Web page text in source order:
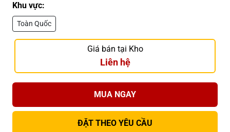
Khu vực:
Toàn Quốc
Giá bán tại Kho
Liên hệ
MUA NGAY
ĐẶT THEO YÊU CẦU